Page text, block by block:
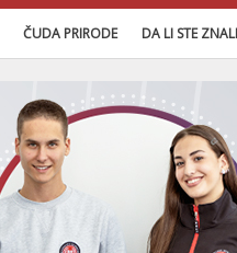
ČUDA PRIRODE DA LI STE